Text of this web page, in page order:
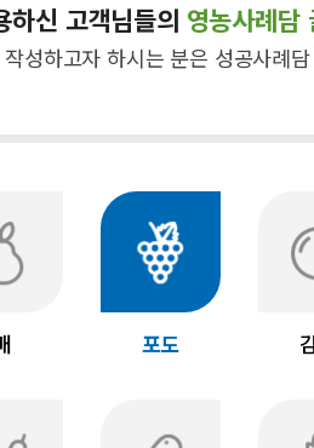
하신 고객님들의 영농사례담
성하고자 하시는 분은 성공사례
포도